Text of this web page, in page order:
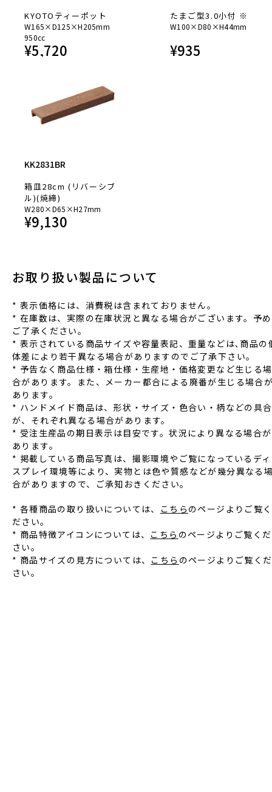
KYOTOティーポット
W165×D125×H205mm
950cc
¥5,720
たまご型3.0小付 ※
W100×D80×H44mm
¥935
KK2831BR
箱皿28cm (リバーシブ
ル)(焼締)
W280×D65×H27mm
¥9,130
お取り扱い製品について
* 表⽰価格には、消費税は含まれておりません。
* 在庫数は、実際の在庫状況と異なる場合がございます。予め
ご了承ください。
* 表⽰されている商品サイズや容量表記、重量などは､商品の
体差により若⼲異なる場合がありますのでご了承下さい。
* 予告なく商品仕様‧箱仕様‧⽣産地‧価格変更など⽣じる場
合があります。また、メーカー都合による廃番が⽣じる場合
あります。
* ハンドメイド商品は、形状‧サイズ‧⾊合い‧柄などの具合
が、それぞれ異なる場合があります。
* 受注⽣産品の期⽇表⽰は⽬安です。状況により異なる場合が
あります。
* 掲載している商品写真は、撮影環境やご覧になっているディ
スプレイ環境等により、実物とは⾊や質感などが幾分異なる
合がありますので、ご承知おきください。
* 各種商品の取り扱いについては、 こちら のページよりご覧く
ださい。
* 商品特徴アイコンについては、 こちら のページよりご覧くだ
さい。
* 商品サイズの見方については、 こちら のページよりご覧くだ
さい。